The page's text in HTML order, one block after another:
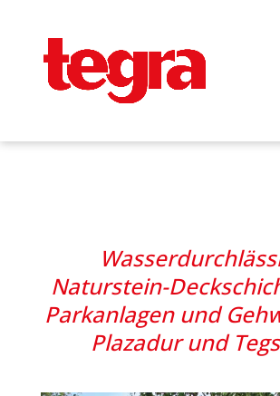
Naturstein-
Parkanlagen und
Plazadur und